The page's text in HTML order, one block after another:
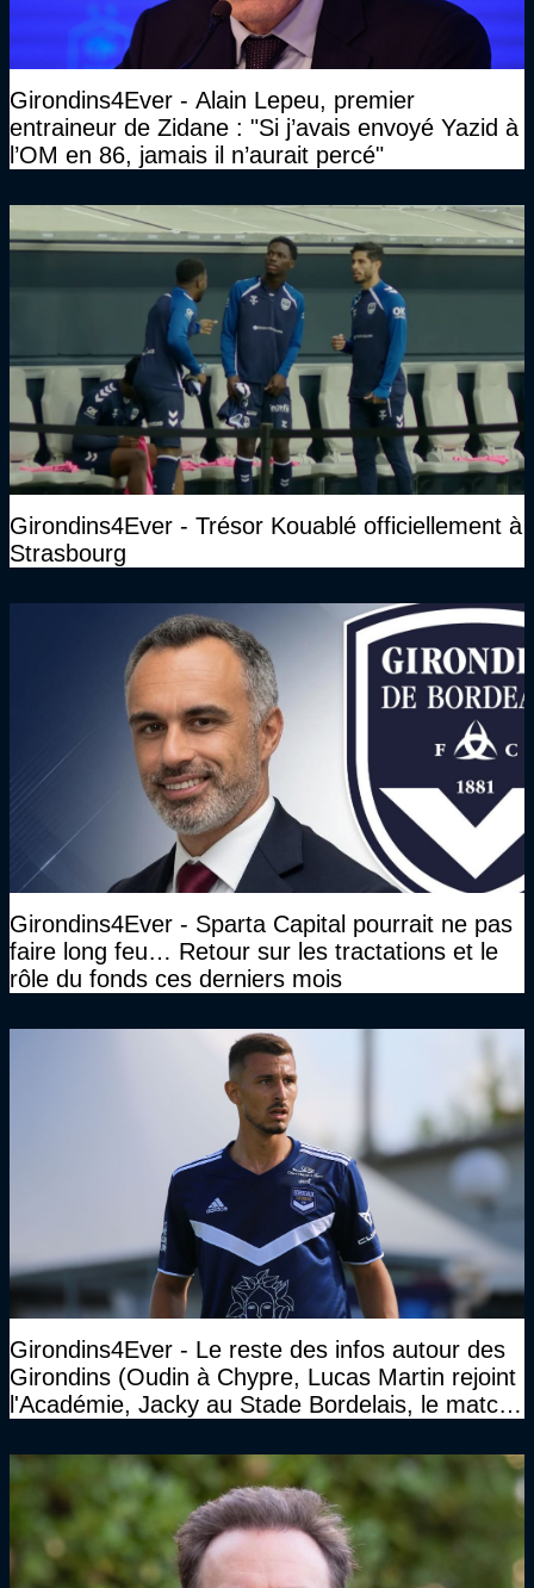
Girondins4Ever - Alain Lepeu, premier
entraineur de Zidane : "Si j’avais envoyé Yazid à
l’OM en 86, jamais il n’aurait percé"
Girondins4Ever - Trésor Kouablé officiellement à
Strasbourg
Girondins4Ever - Sparta Capital pourrait ne pas
faire long feu… Retour sur les tractations et le
rôle du fonds ces derniers mois
Girondins4Ever - Le reste des infos autour des
Girondins (Oudin à Chypre, Lucas Martin rejoint
l'Académie, Jacky au Stade Bordelais, le match